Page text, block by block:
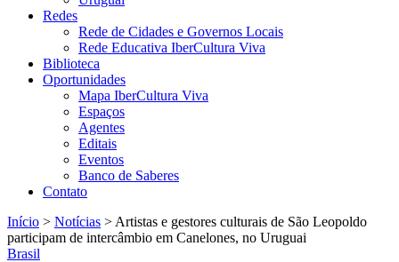
Redes
Rede de Cidades e Governos Locais
Rede Educativa IberCultura Viva
Biblioteca
Oportunidades
Mapa IberCultura Viva
Espaços
Agentes
Editais
Eventos
Banco de Saberes
Contato
Início > Notícias > Artistas e gestores culturais de São Leopoldo
participam de intercâmbio em Canelones, no Uruguai
Brasil